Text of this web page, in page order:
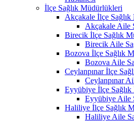
İlçe Sağlık Müdürlükleri
Akçakale İlçe
Akçakale Aile
Birecik İlçe Sağlık
Birecik Aile
Bozova İlçe Sağlık
Bozova Aile
Ceylanpınar İlçe
Ceylanpınar
Eyyübiye İlçe
Eyyübiye Aile
Haliliye İlçe Sağlık
Haliliye Aile